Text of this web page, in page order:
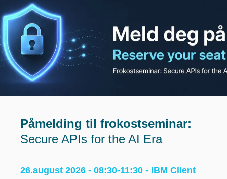
Påmelding til frokostseminar:
Secure APIs for the AI Era
26.august 2026 - 08:30-11:30 - IBM Client